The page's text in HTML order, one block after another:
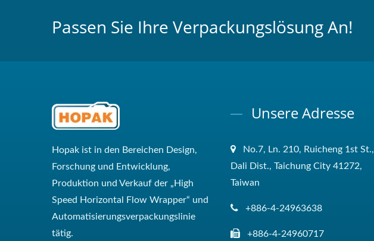
Passen Sie Ihre Verpackungslösung An!
Hopak ist in den Bereichen Design,
Forschung und Entwicklung,
Produktion und Verkauf der „High
Speed ​​Horizontal Flow Wrapper“ und
Automatisierungsverpackungslinie
tätig.
Unsere Adresse
No.7, Ln. 210, Ruicheng 1st St.,
Dali Dist., Taichung City 41272,
Taiwan
+886-4-24963638
+886-4-24960717